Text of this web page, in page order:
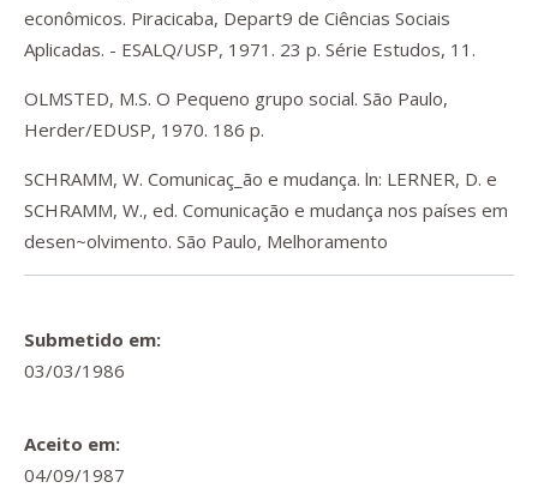
econômicos. Piracicaba, Depart9 de Ciências Sociais
Aplicadas. - ESALQ/USP, 1971. 23 p. Série Estudos, 11.
OLMSTED, M.S. O Pequeno grupo social. São Paulo,
Herder/EDUSP, 1970. 186 p.
SCHRAMM, W. Comunicaç_ão e mudança. ln: LERNER, D. e
SCHRAMM, W., ed. Comunicação e mudança nos países em
desen~olvimento. São Paulo, Melhoramento
Submetido em:
03/03/1986
Aceito em:
04/09/1987